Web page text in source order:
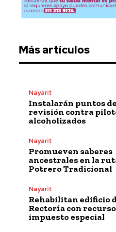
Más artículos
Nayarit
Instalarán puntos de
revisión contra
alcoholizados
Nayarit
Promueven saberes
ancestrales en la
Potrero Tradicional
Nayarit
Rehabilitan edificio
Rectoría con
impuesto especial